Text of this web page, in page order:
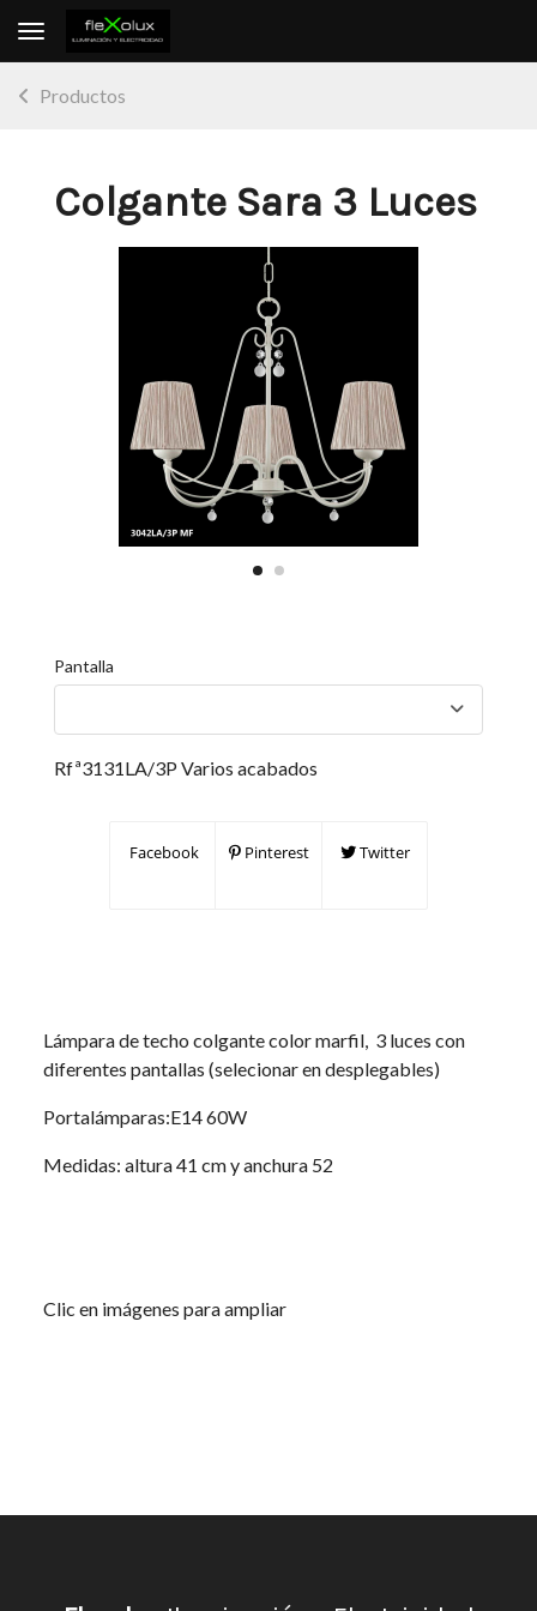
Toggle navigation
Productos
Colgante Sara 3 Luces
Pantalla
Rfª3131LA/3P Varios acabados
Facebook Pinterest Twitter
Lámpara de techo colgante color marfil, 3 luces con
diferentes pantallas (selecionar en desplegables)
Portalámparas:E14 60W
Medidas: altura 41 cm y anchura 52
Clic en imágenes para ampliar